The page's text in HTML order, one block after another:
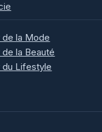
de la Mode
la Beauté
du Lifestyle